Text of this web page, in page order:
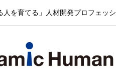
人を育てる」人材開発プロフェッ